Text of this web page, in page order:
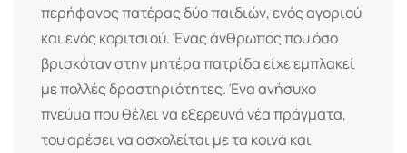
περήφανος πατέρας δύο παιδιών, ενός αγοριού
και ενός κοριτσιού. Ένας άνθρωπος που όσο
βρισκόταν στην μητέρα πατρίδα είχε εμπλακεί
με πολλές δραστηριότητες. Ένα ανήσυχο
πνεύμα που θέλει να εξερευνά νέα πράγματα,
του αρέσει να ασχολείται με τα κοινά και